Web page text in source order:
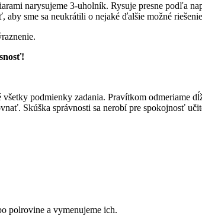
narysujeme 3-uholník. Rysuje presne podľa
sme sa neukrátili o nejaké ďalšie možné
podmienky zadania. Pravítkom odmeriame
Skúška správnosti sa nerobí pre spokojnosť
polrovine a vymenujeme ich.